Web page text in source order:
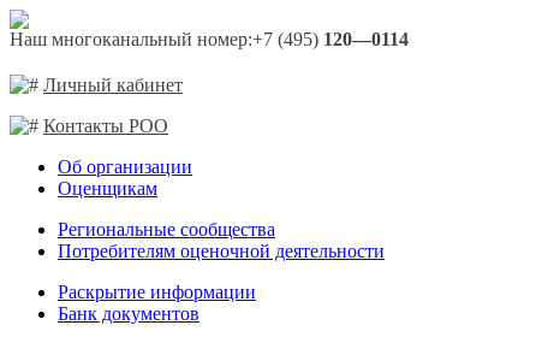
Наш многоканальный номер:+7 (495) 120—0114
Личный кабинет
Контакты РОО
Об организации
Оценщикам
Региональные сообщества
Потребителям оценочной деятельности
Раскрытие информации
Банк документов